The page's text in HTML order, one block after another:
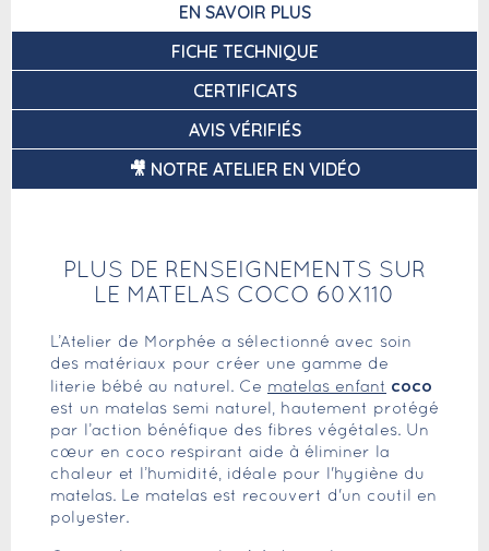
EN SAVOIR PLUS
FICHE TECHNIQUE
CERTIFICATS
AVIS VÉRIFIÉS
🎥 NOTRE ATELIER EN VIDÉO
PLUS DE RENSEIGNEMENTS SUR
LE MATELAS COCO 60X110
L’Atelier de Morphée a sélectionné avec soin
des matériaux pour créer une gamme de
literie bébé au naturel. Ce matelas enfant coco
est un matelas semi naturel, hautement protégé
par l’action bénéfique des fibres végétales. Un
cœur en coco respirant aide à éliminer la
chaleur et l’humidité, idéale pour l'hygiène du
matelas. Le matelas est recouvert d'un coutil en
polyester.